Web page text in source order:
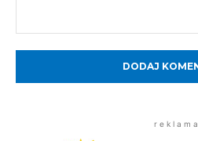
r e k l a m a